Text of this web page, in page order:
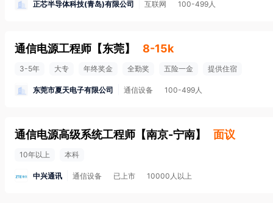
正芯半导体科技(青岛)有限公司 互联网 100-499人
通信电源工程师 【东莞】 8-15k
3-5年 大专 年终奖金 全勤奖 五险一金 提供住宿
东莞市夏天电子有限公司 通信设备 100-499人
通信电源高级系统工程师 【南京-宁南】 面议
10年以上 本科
中兴通讯 通信设备 已上市 10000人以上